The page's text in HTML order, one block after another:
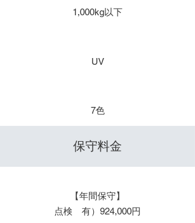
1,000kg以下
UV
7色
​保守料金
【年間保守】
点検 有）924,000円